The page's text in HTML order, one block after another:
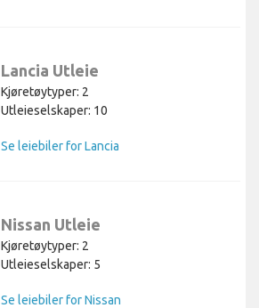
Lancia Utleie
Kjøretøytyper: 2
Utleieselskaper: 10
Se leiebiler for Lancia
Nissan Utleie
Kjøretøytyper: 2
Utleieselskaper: 5
Se leiebiler for Nissan